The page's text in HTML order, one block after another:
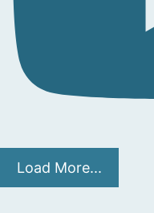
Load More...